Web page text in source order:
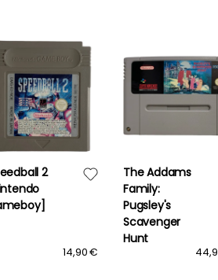
2
14,90 €
The Addams
Family:
Pugsley's
Scavenger
Hunt